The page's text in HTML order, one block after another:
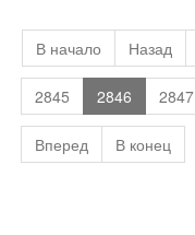
В начало Назад
2845 2846 2847
Вперед В конец